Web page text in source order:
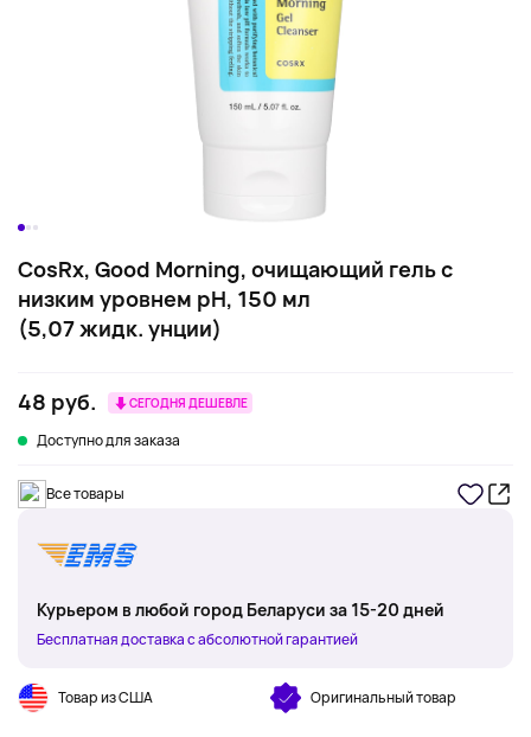
CosRx, Good Morning, очищающий гель с
низким уровнем pH, 150 мл
(5,07 жидк. унции)
48 руб. СЕГОДНЯ ДЕШЕВЛЕ
Доступно для заказа
Все товары
Курьером в любой город Беларуси за 15-20 дней
Бесплатная доставка с абсолютной гарантией
Товар из США Оригинальный товар